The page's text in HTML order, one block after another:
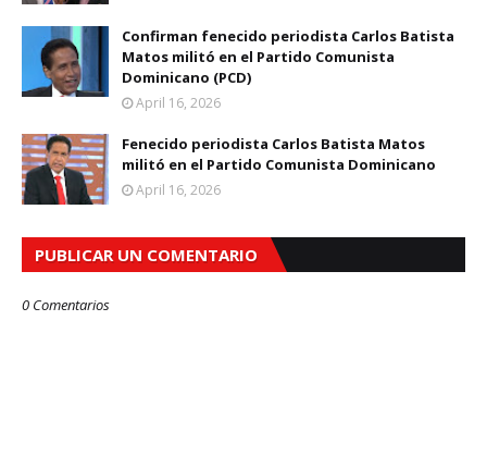
Confirman fenecido periodista Carlos Batista
Matos militó en el Partido Comunista
Dominicano (PCD)
April 16, 2026
Fenecido periodista Carlos Batista Matos
militó en el Partido Comunista Dominicano
April 16, 2026
PUBLICAR UN COMENTARIO
0 Comentarios